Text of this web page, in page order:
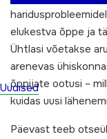
Uudised
elukestva õppe ja
Ühtlasi võetakse
arenevas
õppijate ootusi –
kuidas uusi
Päevast teeb